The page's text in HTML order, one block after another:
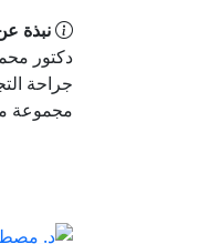
نبذة
دكتور
جراحة
مجموعة